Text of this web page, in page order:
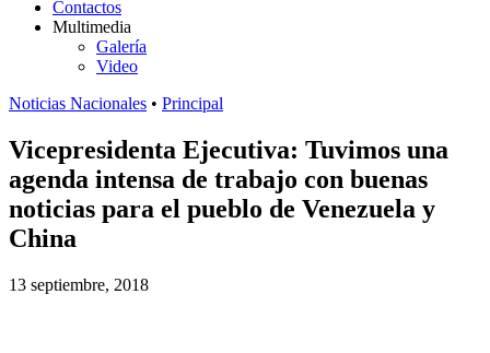
Contactos
Multimedia
Galería
Video
Noticias Nacionales • Principal
Vicepresidenta Ejecutiva: Tuvimos una
agenda intensa de trabajo con buenas
noticias para el pueblo de Venezuela y
China
13 septiembre, 2018